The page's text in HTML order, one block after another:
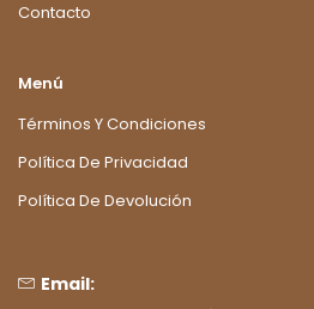
Contacto
Menú
Términos Y Condiciones
Política De Privacidad
Política De Devolución
Email: